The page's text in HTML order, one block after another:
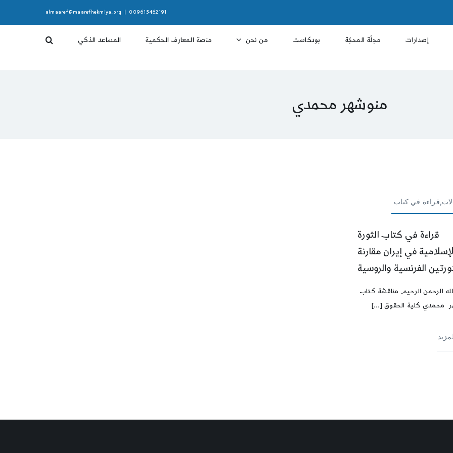
009615462191
almaaref@maarefhekmiya.org
إصدارات مجلّة المحجّة بودكاست من نحن منصة المعارف الحكمية المساعد الذكي
منوشهر محمدي
في كتاب
قراءة في كتاب الثورة
في إيران مقارنة
الفرنسية والروسية
الرحمن الرحيم مناقشة كتاب
محمدي كلية الحقوق [...]